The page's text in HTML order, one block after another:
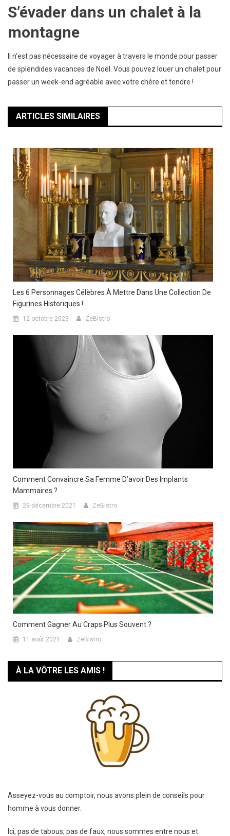
S’évader dans un chalet à la
montagne
Il n’est pas nécessaire de voyager à travers le monde pour passer
de splendides vacances de Noël. Vous pouvez louer un chalet pour
passer un week-end agréable avec votre chère et tendre !
ARTICLES SIMILAIRES
Les 6 Personnages Célèbres À Mettre Dans Une Collection De
Figurines Historiques !
12 octobre 2023 ZeBistro
Comment Convaincre Sa Femme D’avoir Des Implants
Mammaires ?
29 décembre 2021 ZeBistro
Comment Gagner Au Craps Plus Souvent ?
11 août 2021 ZeBistro
À LA VÔTRE LES AMIS !
Asseyez-vous au comptoir, nous avons plein de conseils pour
homme à vous donner.
Ici, pas de tabous, pas de faux, nous sommes entre nous et